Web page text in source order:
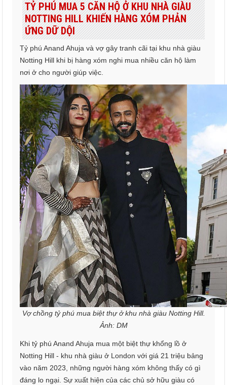
TỶ PHÚ MUA 5 CĂN HỘ Ở KHU NHÀ GIÀU
NOTTING HILL KHIẾN HÀNG XÓM PHẢN
ỨNG DỮ DỘI
Tỷ phú Anand Ahuja và vợ gây tranh cãi tại khu nhà giàu
Notting Hill khi bị hàng xóm nghi mua nhiều căn hộ làm
nơi ở cho người giúp việc.
Vợ chồng tỷ phú mua biệt thự ở khu nhà giàu Notting Hill.
Ảnh: DM
Khi tỷ phú Anand Ahuja mua một biệt thự khổng lồ ở
Notting Hill - khu nhà giàu ở London với giá 21 triệu bảng
vào năm 2023, những người hàng xóm không thấy có gì
đáng lo ngại. Sự xuất hiện của các chủ sở hữu giàu có